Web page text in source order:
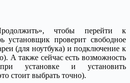
чтобы перейти к
установщик проверит свободное
(для ноутбука) и подключение к
А также сейчас есть возможность
установке и установить
стоит выбрать точно).